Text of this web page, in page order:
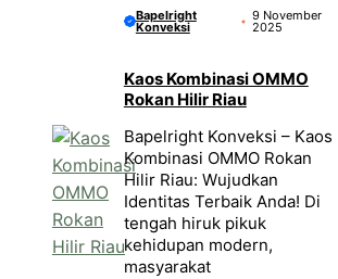
Bapelright
Konveksi
9 November
2025
Kaos Kombinasi OMMO
Rokan Hilir Riau
Bapelright Konveksi – Kaos
Kombinasi OMMO Rokan
Hilir Riau: Wujudkan
Identitas Terbaik Anda! Di
tengah hiruk pikuk
kehidupan modern,
masyarakat